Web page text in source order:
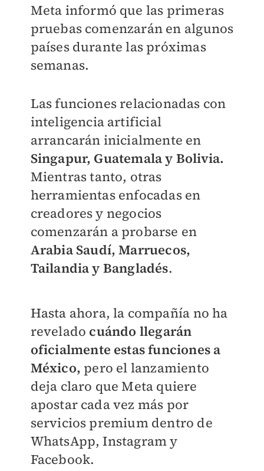
Meta informó que las primeras
pruebas comenzarán en algunos
países durante las próximas
semanas.
Las funciones relacionadas con
inteligencia artificial
arrancarán inicialmente en
Singapur, Guatemala y Bolivia.
Mientras tanto, otras
herramientas enfocadas en
creadores y negocios
comenzarán a probarse en
Arabia Saudí, Marruecos,
Tailandia y Bangladés.
Hasta ahora, la compañía no ha
revelado cuándo llegarán
oficialmente estas funciones a
México, pero el lanzamiento
deja claro que Meta quiere
apostar cada vez más por
servicios premium dentro de
WhatsApp, Instagram y
Facebook.